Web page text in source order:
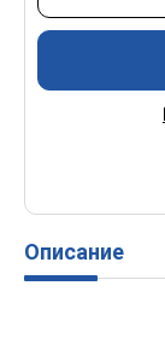
Описание